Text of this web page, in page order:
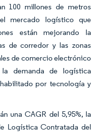
100 millones de metros
mercado logístico que
están mejorando la
de corredor y las zonas
de comercio electrónico
demanda de logística
por tecnología y
una CAGR del 5,95%, la
Logística Contratada del